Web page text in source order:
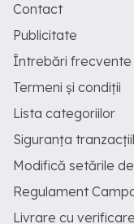
Contact
Publicitate
Întrebări frecvente
Termeni și condiții
Lista categoriilor
Siguranța
Modifică setările
Regulament
Livrare cu